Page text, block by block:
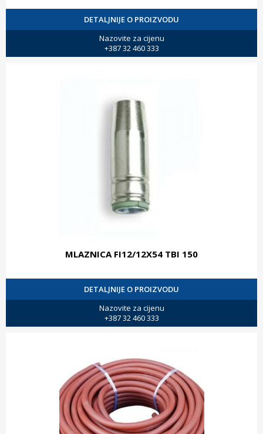
DETALJNIJE O PROIZVODU
Nazovite za cijenu
+387 32 460 333
MLAZNICA FI12/12X54 TBI 150
DETALJNIJE O PROIZVODU
Nazovite za cijenu
+387 32 460 333